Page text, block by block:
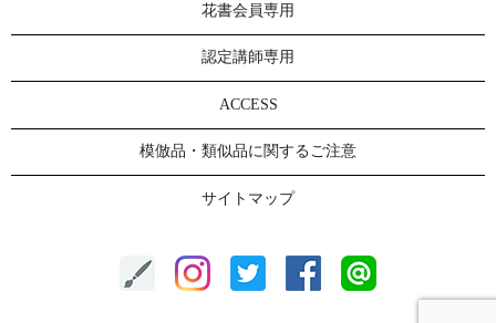
花書会員専用
認定講師専用
ACCESS
模倣品・類似品に関するご注意
サイトマップ